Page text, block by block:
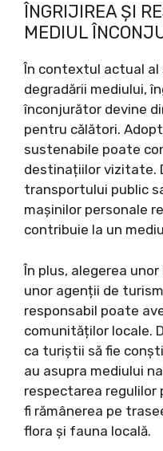
ÎNGRIJIREA ȘI
MEDIUL
În contextul actual al
degradării mediului,
înconjurător devine
pentru călători.
sustenabile poate
destinațiilor vizitate.
transportului public
mașinilor personale
contribuie la un
În plus, alegerea
unor agenții de
responsabil poate
comunităților locale.
ca turiștii să fie
au asupra mediului
respectarea regulilor
fi rămânerea pe
flora și fauna locală.